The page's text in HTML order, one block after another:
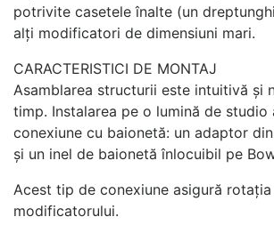
potrivite casetele înalte (un
alți modificatori de dimensiuni mari.
CARACTERISTICI DE MONTAJ
Asamblarea structurii este intuitivă și
timp. Instalarea pe o lumină de
conexiune cu baionetă: un adaptor
și un inel de baionetă înlocuibil pe
Acest tip de conexiune asigură
modificatorului.